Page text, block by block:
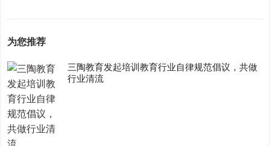
为您推荐
三陶教育发起培训教育行业自律规范倡议，共做
行业清流